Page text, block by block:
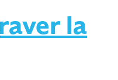
la